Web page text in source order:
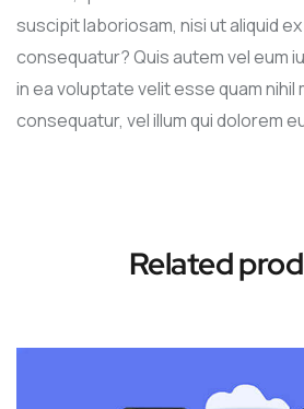
suscipit laboriosam, nisi ut aliquid
consequatur? Quis autem vel eum
in ea voluptate velit esse quam nihil
consequatur, vel illum qui dolorem
Related